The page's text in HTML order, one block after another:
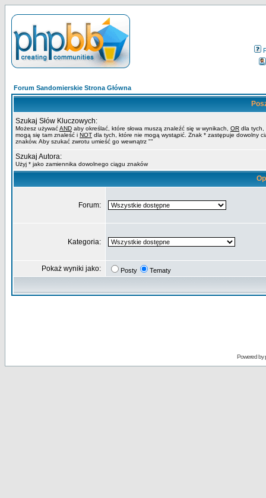
Forum Sandomierskie Strona Główna
Szukaj Słów Kluczowych:
Możesz używaćAND aby określać, które słowa muszą znaleźć się w wynikach, OR dla tych,
mogą się tam znaleść i NOT dla tych, które nie mogą wystąpić. Znak * zastępuje dowolny
znaków. Aby szukać zwrotu umieść go wewnątrz ""
Szukaj Autora:
Użyj * jako zamiennika dowolnego ciągu znaków
Forum:
Kategoria:
Pokaż wyniki jako: Posty Tematy
Powered by